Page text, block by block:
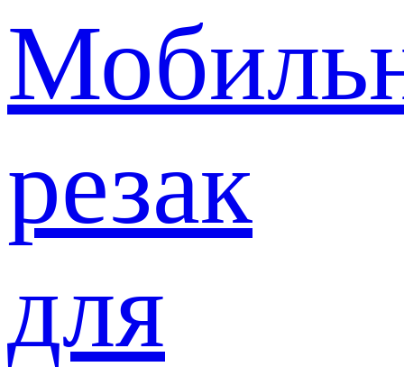
резак
для